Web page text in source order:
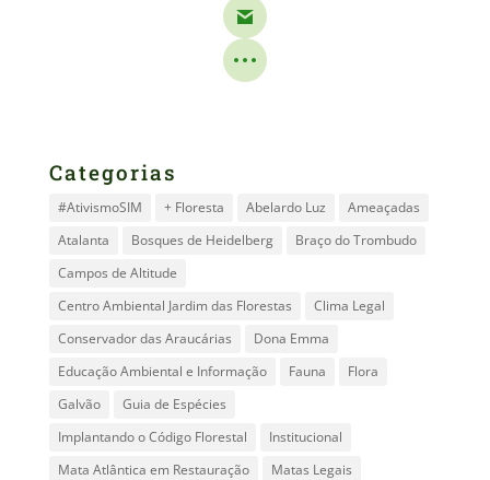
Categorias
#AtivismoSIM + Floresta Abelardo Luz
Ameaçadas
Atalanta
Bosques de Heidelberg
Braço do Trombudo
Campos de Altitude
Centro Ambiental Jardim das Florestas
Clima Legal
Conservador das Araucárias
Dona Emma
Educação Ambiental e Informação
Fauna
Flora
Galvão
Guia de Espécies
Implantando o Código Florestal
Institucional
Mata Atlântica em Restauração
Matas Legais